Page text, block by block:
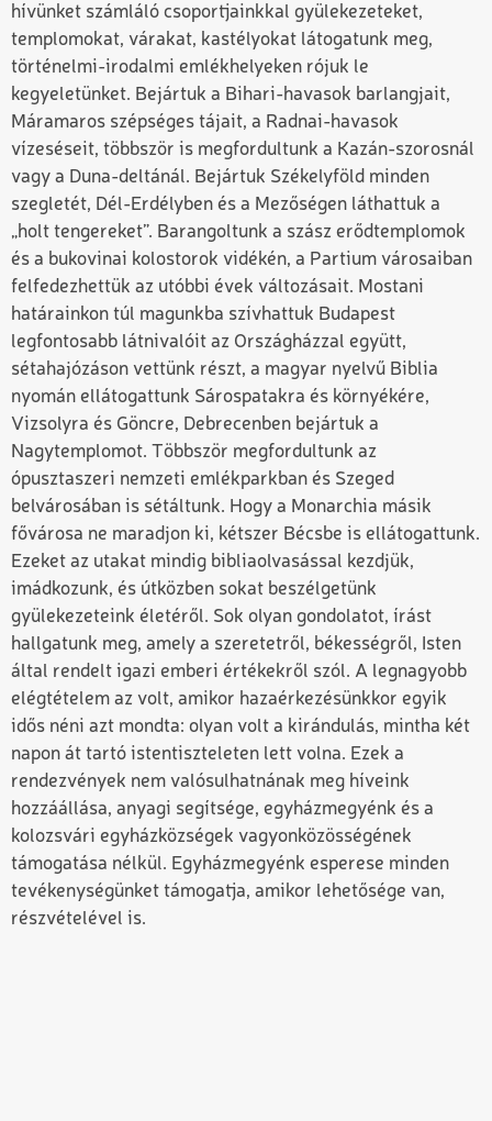
hívünket számláló csoportjainkkal gyülekezeteket,
templomokat, várakat, kastélyokat látogatunk meg,
történelmi-irodalmi emlékhelyeken rójuk le
kegyeletünket. Bejártuk a Bihari-havasok barlangjait,
Máramaros szépséges tájait, a Radnai-havasok
vízeséseit, többször is megfordultunk a Kazán-szorosnál
vagy a Duna-deltánál. Bejártuk Székelyföld minden
szegletét, Dél-Erdélyben és a Mezőségen láthattuk a
„holt tengereket”. Barangoltunk a szász erődtemplomok
és a bukovinai kolostorok vidékén, a Partium városaiban
felfedezhettük az utóbbi évek változásait. Mostani
határainkon túl magunkba szívhattuk Budapest
legfontosabb látnivalóit az Országházzal együtt,
sétahajózáson vettünk részt, a magyar nyelvű Biblia
nyomán ellátogattunk Sárospatakra és környékére,
Vizsolyra és Göncre, Debrecenben bejártuk a
Nagytemplomot. Többször megfordultunk az
ópusztaszeri nemzeti emlékparkban és Szeged
belvárosában is sétáltunk. Hogy a Monarchia másik
fővárosa ne maradjon ki, kétszer Bécsbe is ellátogattunk.
Ezeket az utakat mindig bibliaolvasással kezdjük,
imádkozunk, és útközben sokat beszélgetünk
gyülekezeteink életéről. Sok olyan gondolatot, írást
hallgatunk meg, amely a szeretetről, békességről, Isten
által rendelt igazi emberi értékekről szól. A legnagyobb
elégtételem az volt, amikor hazaérkezésünkkor egyik
idős néni azt mondta: olyan volt a kirándulás, mintha két
napon át tartó istentiszteleten lett volna. Ezek a
rendezvények nem valósulhatnának meg híveink
hozzáállása, anyagi segítsége, egyházmegyénk és a
kolozsvári egyházközségek vagyonközösségének
támogatása nélkül. Egyházmegyénk esperese minden
tevékenységünket támogatja, amikor lehetősége van,
részvételével is.